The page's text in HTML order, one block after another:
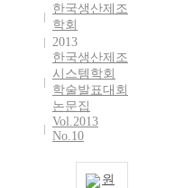
한국생산제조
학회
2013
한국생산제조
시스템학회
학술발표대회
논문집
Vol.2013
No.10
원